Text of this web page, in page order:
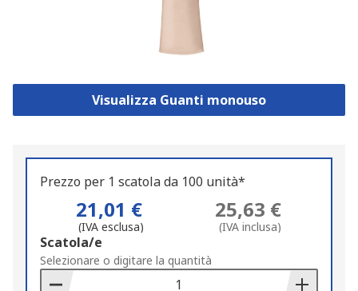
Visualizza Guanti monouso
Prezzo per 1 scatola da 100 unità*
21,01 €
(IVA esclusa)
25,63 €
(IVA inclusa)
Add
to
Basket
Scatola/e
Selezionare o digitare la quantità